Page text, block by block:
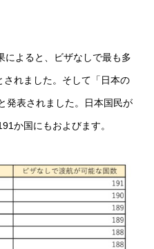
によると、ビザなしで最も多
されました。そして「日本の
発表されました。日本国民が
か国にもおよびます。